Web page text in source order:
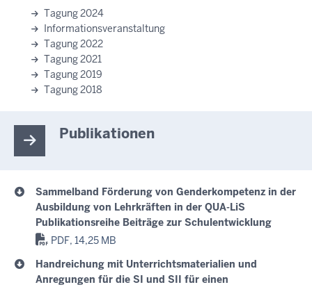
Tagung 2024
Informationsveranstaltung
Tagung 2022
Tagung 2021
Tagung 2019
Tagung 2018
Publikationen
Sammelband Förderung von Genderkompetenz in der
Ausbildung von Lehrkräften in der QUA-LiS
Publikationsreihe Beiträge zur Schulentwicklung
PDF, 14,25 MB
Handreichung mit Unterrichtsmaterialien und
Anregungen für die SI und SII für einen